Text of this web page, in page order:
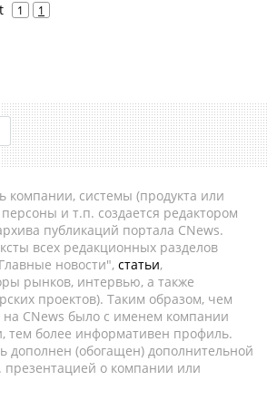
1 1
системы (продукта или
персоны и т.п. создается редактором
публикаций портала CNews.
всех редакционных разделов
новости", статьи,
рынков, интервью, а также
проектов). Таким образом, чем
CNews было с именем компании
тем более информативен профиль.
дополнен (обогащен) дополнительной
о компании или